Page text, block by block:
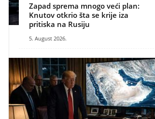
Zapad sprema mnogo veći plan:
Knutov otkrio šta se krije iza
pritiska na Rusiju
5. August 2026.